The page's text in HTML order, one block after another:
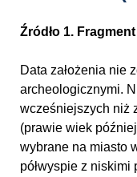
Źródło 1.
Data założenia nie
archeologicznymi.
wcześniejszych niż
(prawie wiek
wybrane na miasto
półwyspie z niskimi